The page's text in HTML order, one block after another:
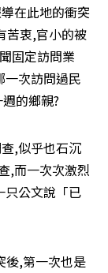
在此地的衝突
苦衷,官小的被
固定訪問業
次訪問過民
的鄉親?
,似乎也石沉
,而一次次激烈
只公文說「已
後,第一次也是